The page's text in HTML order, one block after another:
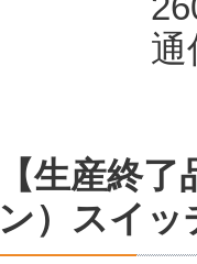
通
【生産終
ン）スイ